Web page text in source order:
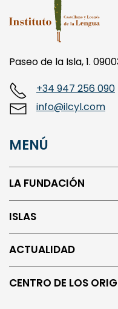
Paseo de la Isla, 1.
+34 947 256 090
info@ilcyl.com
MENÚ
LA FUNDACIÓN
ISLAS
ACTUALIDAD
CENTRO DE LOS